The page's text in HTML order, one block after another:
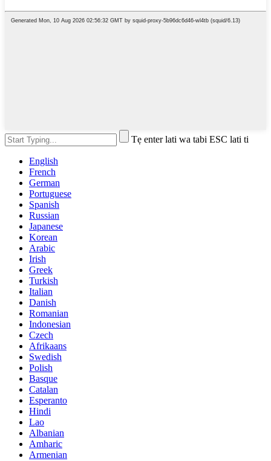
Tẹ enter lati wa tabi ESC lati ti
English
French
German
Portuguese
Spanish
Russian
Japanese
Korean
Arabic
Irish
Greek
Turkish
Italian
Danish
Romanian
Indonesian
Czech
Afrikaans
Swedish
Polish
Basque
Catalan
Esperanto
Hindi
Lao
Albanian
Amharic
Armenian